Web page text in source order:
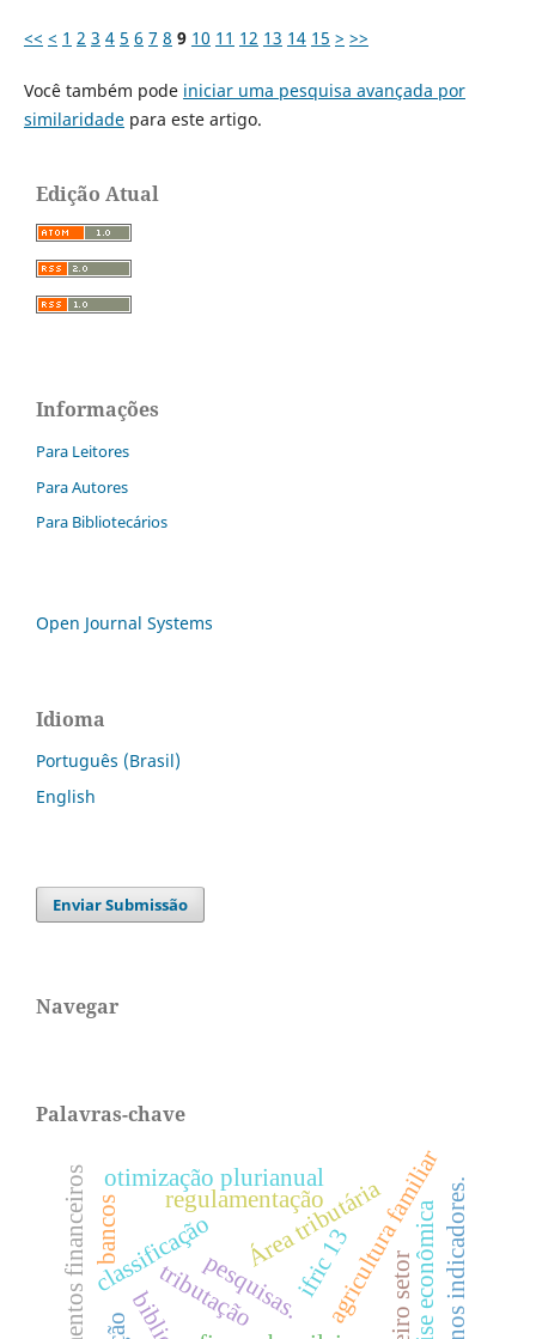
<< < 1 2 3 4 5 6 7 8 9 10 11 12 13 14 15 > >>
Você também pode iniciar uma pesquisa avançada por
similaridadepara este artigo.
Edição Atual
Informações
Para Leitores
Para Autores
Para Bibliotecários
Open Journal Systems
Idioma
Português (Brasil)
English
Enviar Submissão
Navegar
Palavras-chave
classificação Área tributária
tributação agricultura familiar
bancos crise econômica
regulamentação
pesquisas.ifric 13
otimização plurianual